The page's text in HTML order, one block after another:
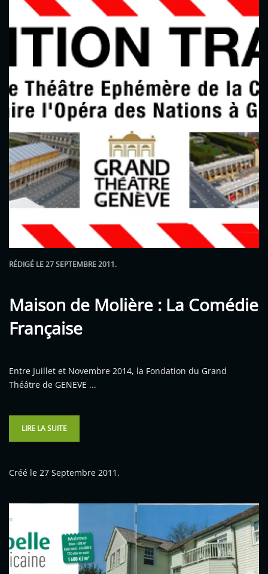
RÉDIGÉ LE27 SEPTEMBRE 2011.
Maison de Molière : La Comédie
Française
Entre Juillet et Novembre 2014, la Fondation du Grand
Théâtre de GENEVE ...
LIRE LA SUITE
Créé le 27 Septembre 2011 .